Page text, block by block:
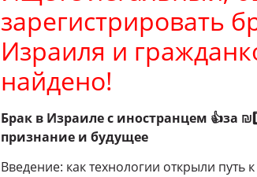
зарегистрировать
Израиля и
найдено!
Брак в Израиле с иностранцем 👍за
признание и будущее
Введение: как технологии открыли путь